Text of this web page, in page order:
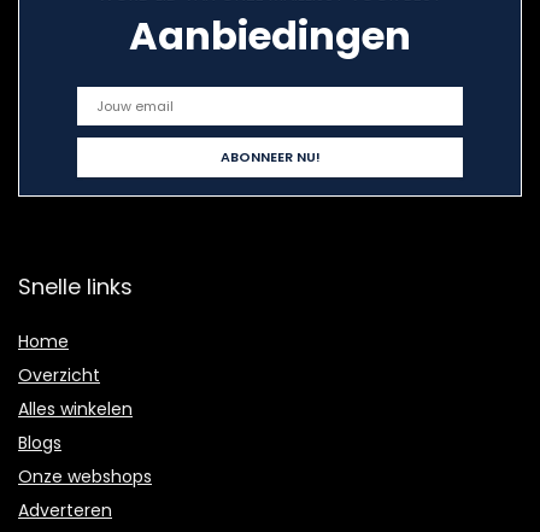
Aanbiedingen
Snelle links
Home
Overzicht
Alles winkelen
Blogs
Onze webshops
Adverteren